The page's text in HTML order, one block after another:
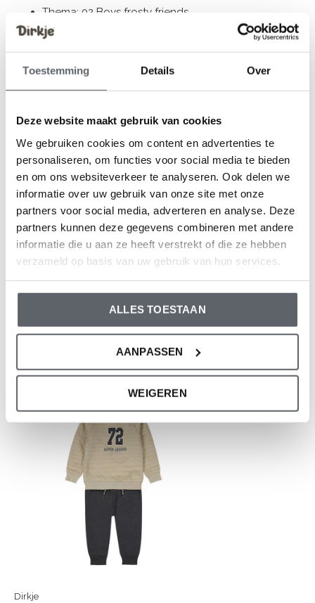
Toestemming Details Over
Deze website maakt gebruik van cookies
We gebruiken cookies om content en advertenties te
personaliseren, om functies voor social media te bieden
en om ons websiteverkeer te analyseren. Ook delen we
informatie over uw gebruik van onze site met onze
partners voor social media, adverteren en analyse. Deze
partners kunnen deze gegevens combineren met andere
informatie die u aan ze heeft verstrekt of die ze hebben
verzameld op basis van uw gebruik van hun services.
ALLES TOESTAAN
AANPASSEN
WEIGEREN
Thema: 02 Boys frosty friends
Collectie: Jongenskleding (vanaf maat 92) /
Babykleding (44-86) / Cadeaus
Geslacht: Jongens
Kleur: Pebble
Samenstelling: Top: 80% Cotton/ 20% Polyester;
Artikelnummer: O56595-35
De kleding van Dirkje valt op maat. We raden aan om de
maat te kiezen op basis van de lengte van je kind. Twijfel
je toch nog, klik dan hiervoor onze maattabel.
Reviews
Recente artikelen
Dirkje